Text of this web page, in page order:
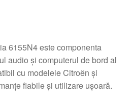
6155N4 este componenta
audio și computerul de bord al
cu modelele Citroën și
fiabile și utilizare ușoară.